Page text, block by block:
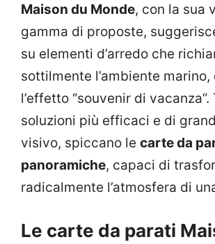
Maison du Monde, con la sua
gamma di proposte,
su elementi d’arredo che
sottilmente l’ambiente
l’effetto “souvenir di vacanza”.
soluzioni più efficaci e di
visivo, spiccano le carte da
panoramiche, capaci di
radicalmente l’atmosfera di
Le carte da parati